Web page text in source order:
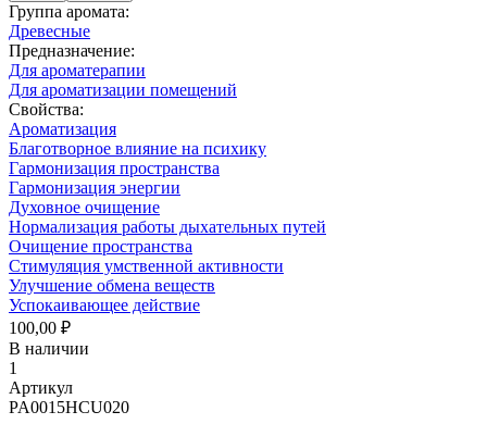
Группа аромата:
Древесные
Предназначение:
Для ароматерапии
Для ароматизации помещений
Свойства:
Ароматизация
Благотворное влияние на психику
Гармонизация пространства
Гармонизация энергии
Духовное очищение
Нормализация работы дыхательных путей
Очищение пространства
Стимуляция умственной активности
Улучшение обмена веществ
Успокаивающее действие
100,00 ₽
В наличии
1
Артикул
PA0015HCU020